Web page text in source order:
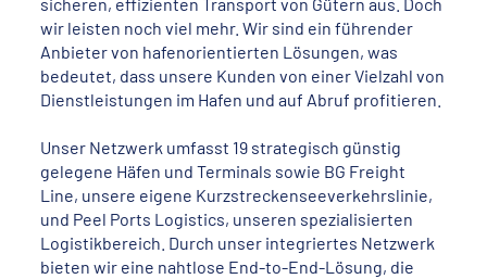
sicheren, effizienten Transport von Gütern aus. Doch
wir leisten noch viel mehr. Wir sind ein führender
Anbieter von hafenorientierten Lösungen, was
bedeutet, dass unsere Kunden von einer Vielzahl von
Dienstleistungen im Hafen und auf Abruf profitieren.
Unser Netzwerk umfasst 19 strategisch günstig
gelegene Häfen und Terminals sowie BG Freight
Line, unsere eigene Kurzstreckenseeverkehrslinie,
und Peel Ports Logistics, unseren spezialisierten
Logistikbereich. Durch unser integriertes Netzwerk
bieten wir eine nahtlose End-to-End-Lösung, die